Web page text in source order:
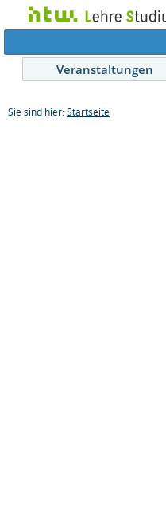
Veranstaltungen
Sie sind hier: Startseite